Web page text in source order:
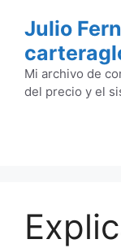
contenido
Julio
Mi archivo de
del precio y el